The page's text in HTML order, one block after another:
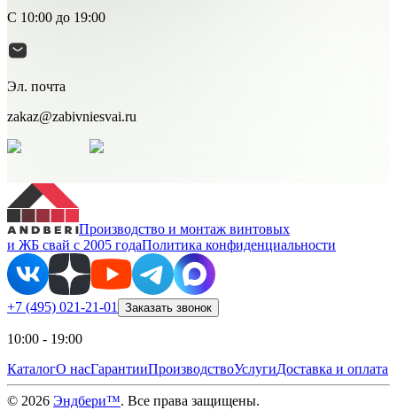
С 10:00 до 19:00
Эл. почта
zakaz@zabivniesvai.ru
Производство и монтаж винтовых
и ЖБ свай с 2005 годаПолитика конфиденциальности
+7 (495) 021-21-01 Заказать звонок
10:00 - 19:00
КаталогО насГарантииПроизводствоУслугиДоставка и оплата
© 2026 Эндбери™. Все права защищены.